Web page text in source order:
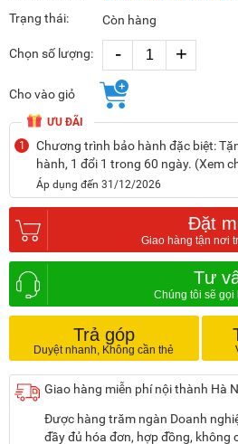
Trạng thái:
Còn hàng
Chọn số lượng: - +
Cho vào giỏ
ƯU ĐÃI
1
Chương trình bảo hành đặc biệt:
hành, 1 đổi 1 trong 60 ngày. (Xem
Áp dụng đến 31/12/2026
Đặt
Tư
Trả góp
Giao hàng miễn phí nội thành Hà
Được hàng trăm ngàn Doanh
đầy đủ hóa đơn, hợp đồng, không